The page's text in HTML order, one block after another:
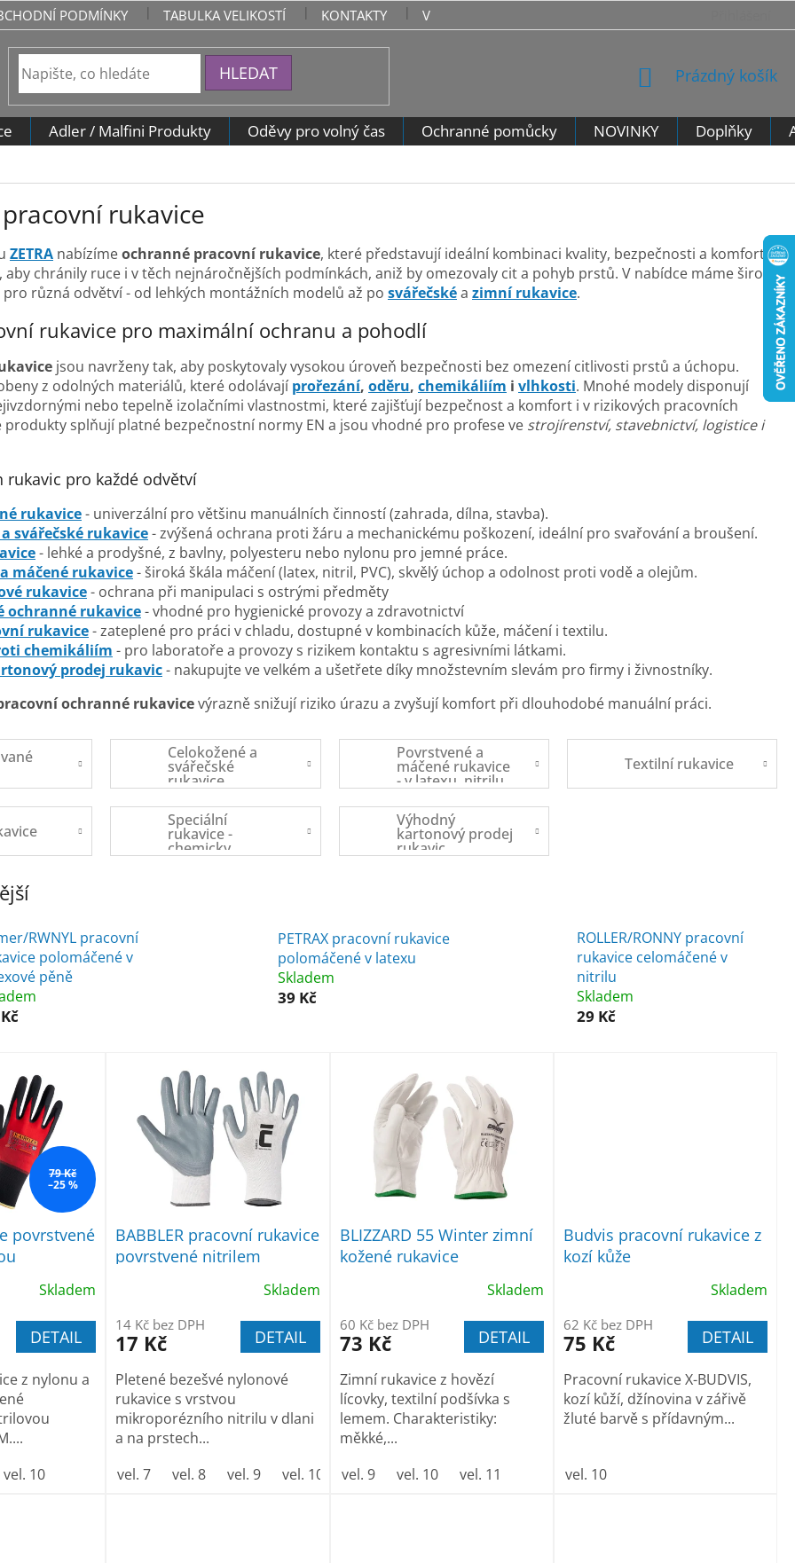
PODMÍNKY TABULKA VELIKOSTÍ KONTAKTY VRÁCENÍ ZBOŽÍ - VZOROVÝ FORMULÁŘ PRO ODSTOUPENÍ
HLEDAT
NÁKUPNÍ
Prázdný košík
Adler / Malfini Produkty Oděvy pro volný čas Ochranné pomůcky NOVINKY Doplňky
rukavice
ZETRA nabízímeochranné pracovní rukavice, které představují ideální kombinaci kvality, bezpečnosti a komfortu.
aby chránily ruce i v těch nejnáročnějších podmínkách, aniž by omezovaly cit a pohyb prstů. V nabídce máme široký
různá odvětví - od lehkých montážních modelů až po svářečskéa zimní rukavice.
rukavice pro maximální ochranu a pohodlí
jsou navrženy tak, aby poskytovaly vysokou úroveň bezpečnosti bez omezení citlivosti prstů a úchopu.
z odolných materiálů, které odolávají prořezání, oděru, chemikáliím i vlhkosti. Mnohé modely disponují
nebo tepelně izolačními vlastnostmi, které zajišťují bezpečnost a komfort i v rizikových pracovních
produkty splňují platné bezpečnostní normy EN a jsou vhodné pro profese ve strojírenství, stavebnictví, logistice i
rukavic pro každé odvětví
rukavice- univerzální pro většinu manuálních činností (zahrada, dílna, stavba).
svářečské rukavice- zvýšená ochrana proti žáru a mechanickému poškození, ideální pro svařování a broušení.
- lehké a prodyšné, z bavlny, polyesteru nebo nylonu pro jemné práce.
máčené rukavice- široká škála máčení (latex, nitril, PVC), skvělý úchop a odolnost proti vodě a olejům.
rukavice- ochrana při manipulaci s ostrými předměty
ochranné rukavice- vhodné pro hygienické provozy a zdravotnictví
rukavice- zateplené pro práci v chladu, dostupné v kombinacích kůže, máčení i textilu.
chemikáliím - pro laboratoře a provozy s rizikem kontaktu s agresivními látkami.
prodej rukavic- nakupujte ve velkém a ušetřete díky množstevním slevám pro firmy i živnostníky.
ochranné rukavicevýrazně snižují riziko úrazu a zvyšují komfort při dlouhodobé manuální práci.
Celokožené a
svářečské
rukavice
Povrstvené a
máčené rukavice
- v latexu, nitrilu,
PVC,
jednorázové
rukavice
Textilní rukavice
Speciální
rukavice -
chemicky
odolné,
Výhodný
kartonový prodej
rukavic
RWNYL pracovní
polomáčené v
pěně
PETRAX pracovní rukavice
polomáčené v latexu
Skladem
39 Kč
ROLLER/RONNY pracovní
rukavice celomáčené v
nitrilu
Skladem
29 Kč
79 Kč
–25 %
povrstvené
Skladem
DETAIL
z nylonu a
vel. 10
BABBLER pracovní rukavice
povrstvené nitrilem
Skladem
14 Kč bez DPH
17 Kč DETAIL
Pletené bezešvé nylonové
rukavice s vrstvou
mikroporézního nitrilu v dlani
a na prstech...
vel. 7
vel. 8 vel. 9 vel. 10 vel. 11
BLIZZARD 55 Winter zimní
kožené rukavice
Skladem
60 Kč bez DPH
73 Kč DETAIL
Zimní rukavice z hovězí
lícovky, textilní podšívka s
lemem. Charakteristiky:
měkké,...
vel. 9
vel. 10 vel. 11
Budvis pracovní rukavice z
kozí kůže
Skladem
62 Kč bez DPH
75 Kč DETAIL
Pracovní rukavice X-BUDVIS,
kozí kůží, džínovina v zářivě
žluté barvě s přídavným...
vel. 10